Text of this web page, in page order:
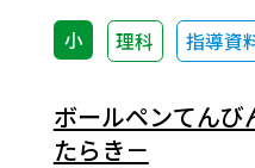
小 理科 指導資
ボールペンてんび
たらき－